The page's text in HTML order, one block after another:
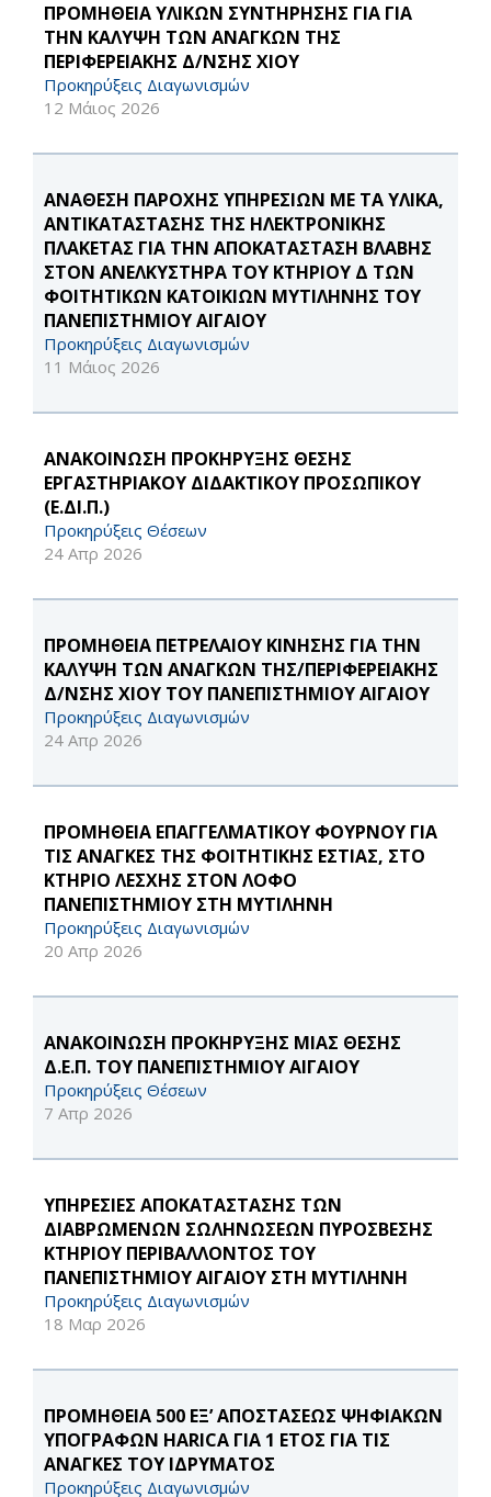
ΠΡΟΜΗΘΕΙΑ ΥΛΙΚΩΝ ΣΥΝΤΗΡΗΣΗΣ ΓΙΑ ΓΙΑ
ΤΗΝ ΚΑΛΥΨΗ ΤΩΝ ΑΝΑΓΚΩΝ ΤΗΣ
ΠΕΡΙΦΕΡΕΙΑΚΗΣ Δ/ΝΣΗΣ ΧΙΟΥ
Προκηρύξεις Διαγωνισμών
12 Μάιος 2026
ΑΝΑΘΕΣΗ ΠΑΡΟΧΗΣ ΥΠΗΡΕΣΙΩΝ ΜΕ ΤΑ ΥΛΙΚΑ,
ΑΝΤΙΚΑΤΑΣΤΑΣΗΣ ΤΗΣ ΗΛΕΚΤΡΟΝΙΚΗΣ
ΠΛΑΚΕΤΑΣ ΓΙΑ ΤΗΝ ΑΠΟΚΑΤΑΣΤΑΣΗ ΒΛΑΒΗΣ
ΣΤΟΝ ΑΝΕΛΚΥΣΤΗΡΑ ΤΟΥ ΚΤΗΡΙΟΥ Δ ΤΩΝ
ΦΟΙΤΗΤΙΚΩΝ ΚΑΤΟΙΚΙΩΝ ΜΥΤΙΛΗΝΗΣ ΤΟΥ
ΠΑΝΕΠΙΣΤΗΜΙΟΥ ΑΙΓΑΙΟΥ
Προκηρύξεις Διαγωνισμών
11 Μάιος 2026
ΑΝΑΚΟΙΝΩΣΗ ΠΡΟΚΗΡΥΞΗΣ ΘΕΣΗΣ
ΕΡΓΑΣΤΗΡΙΑΚΟΥ ΔΙΔΑΚΤΙΚΟΥ ΠΡΟΣΩΠΙΚΟΥ
(Ε.ΔΙ.Π.)
Προκηρύξεις Θέσεων
24 Απρ 2026
ΠΡΟΜΗΘΕΙΑ ΠΕΤΡΕΛΑΙΟΥ ΚΙΝΗΣΗΣ ΓΙΑ ΤΗΝ
ΚΑΛΥΨΗ ΤΩΝ ΑΝΑΓΚΩΝ ΤΗΣ/ΠΕΡΙΦΕΡΕΙΑΚΗΣ
Δ/ΝΣΗΣ ΧΙΟΥ ΤΟΥ ΠΑΝΕΠΙΣΤΗΜΙΟΥ ΑΙΓΑΙΟΥ
Προκηρύξεις Διαγωνισμών
24 Απρ 2026
ΠΡΟΜΗΘΕΙΑ ΕΠΑΓΓΕΛΜΑΤΙΚΟΥ ΦΟΥΡΝΟΥ ΓΙΑ
ΤΙΣ ΑΝΑΓΚΕΣ ΤΗΣ ΦΟΙΤΗΤΙΚΗΣ ΕΣΤΙΑΣ, ΣΤΟ
ΚΤΗΡΙΟ ΛΕΣΧΗΣ ΣΤΟΝ ΛΟΦΟ
ΠΑΝΕΠΙΣΤΗΜΙΟΥ ΣΤΗ ΜΥΤΙΛΗΝΗ
Προκηρύξεις Διαγωνισμών
20 Απρ 2026
ΑΝΑΚΟΙΝΩΣΗ ΠΡΟΚΗΡΥΞΗΣ ΜΙΑΣ ΘΕΣΗΣ
Δ.Ε.Π. ΤΟΥ ΠΑΝΕΠΙΣΤΗΜΙΟΥ ΑΙΓΑΙΟΥ
Προκηρύξεις Θέσεων
7 Απρ 2026
ΥΠΗΡΕΣΙΕΣ ΑΠΟΚΑΤΑΣΤΑΣΗΣ ΤΩΝ
ΔΙΑΒΡΩΜΕΝΩΝ ΣΩΛΗΝΩΣΕΩΝ ΠΥΡΟΣΒΕΣΗΣ
ΚΤΗΡΙΟΥ ΠΕΡΙΒΑΛΛΟΝΤΟΣ ΤΟΥ
ΠΑΝΕΠΙΣΤΗΜΙΟΥ ΑΙΓΑΙΟΥ ΣΤΗ ΜΥΤΙΛΗΝΗ
Προκηρύξεις Διαγωνισμών
18 Μαρ 2026
ΠΡΟΜΗΘΕΙΑ 500 ΕΞ’ ΑΠΟΣΤΑΣΕΩΣ ΨΗΦΙΑΚΩΝ
ΥΠΟΓΡΑΦΩΝ HARICA ΓΙΑ 1 ΕΤΟΣ ΓΙΑ ΤΙΣ
ΑΝΑΓΚΕΣ ΤΟΥ ΙΔΡΥΜΑΤΟΣ
Προκηρύξεις Διαγωνισμών